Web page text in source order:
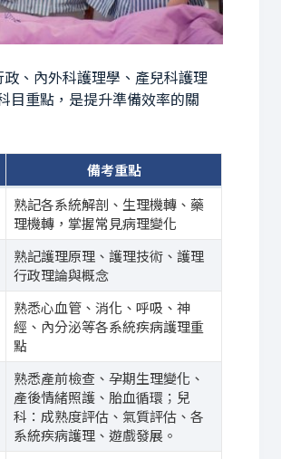
、內外科護理學、產兒科護理
目重點，是提升準備效率的關
備考重點
熟記各系統解剖、生理機轉、藥
理機轉，掌握常見病理變化
熟記護理原理、護理技術、護理
行政理論與概念
熟悉心血管、消化、呼吸、神
經、內分泌等各系統疾病護理重
點
熟悉產前檢查、孕期生理變化、
產後情緒照護、胎血循環；兒
科：成熟度評估、氣質評估、各
系統疾病護理、遊戲發展。